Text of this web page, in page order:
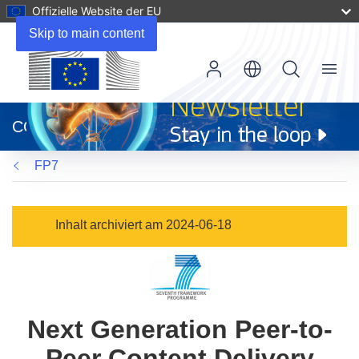
Skip to main content
Offizielle Website der EU
neuem
Fenster)
CORDIS
Menu
FP7
Inhalt archiviert am 2024-06-18
Next Generation Peer-to-